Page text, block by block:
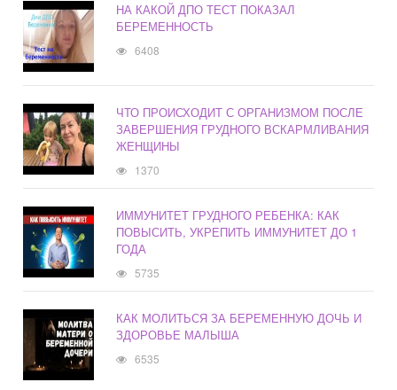
НА КАКОЙ ДПО ТЕСТ ПОКАЗАЛ
БЕРЕМЕННОСТЬ
6408
ЧТО ПРОИСХОДИТ С ОРГАНИЗМОМ ПОСЛЕ
ЗАВЕРШЕНИЯ ГРУДНОГО ВСКАРМЛИВАНИЯ
ЖЕНЩИНЫ
1370
ИММУНИТЕТ ГРУДНОГО РЕБЕНКА: КАК
ПОВЫСИТЬ, УКРЕПИТЬ ИММУНИТЕТ ДО 1
ГОДА
5735
КАК МОЛИТЬСЯ ЗА БЕРЕМЕННУЮ ДОЧЬ И
ЗДОРОВЬЕ МАЛЫША
6535